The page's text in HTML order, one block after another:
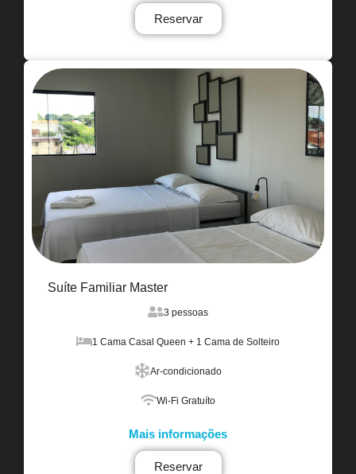
Reservar
Suíte Familiar Master
3 pessoas
1 Cama Casal Queen + 1 Cama de Solteiro
Ar-condicionado
Wi-Fi Gratuíto
Mais informações
Reservar